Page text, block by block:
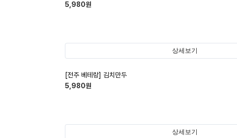
5,980원
상세보기
[전주 베테랑] 김치만두
5,980원
상세보기